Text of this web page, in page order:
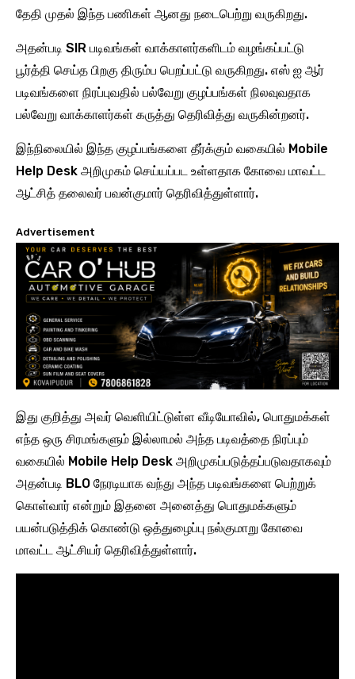
தேதி முதல் இந்த பணிகள் ஆனது நடைபெற்று வருகிறது.
அதன்படி SIR படிவங்கள் வாக்காளர்களிடம் வழங்கப்பட்டு
பூர்த்தி செய்த பிறகு திரும்ப பெறப்பட்டு வருகிறது. எஸ் ஐ ஆர்
படிவங்களை நிரப்புவதில் பல்வேறு குழப்பங்கள் நிலவுவதாக
பல்வேறு வாக்காளர்கள் கருத்து தெரிவித்து வருகின்றனர்.
இந்நிலையில் இந்த குழப்பங்களை தீர்க்கும் வகையில் Mobile
Help Desk அறிமுகம் செய்யப்பட உள்ளதாக கோவை மாவட்ட
ஆட்சித் தலைவர் பவன்குமார் தெரிவித்துள்ளார்.
Advertisement
இது குறித்து அவர் வெளியிட்டுள்ள வீடியோவில், பொதுமக்கள்
எந்த ஒரு சிரமங்களும் இல்லாமல் அந்த படிவத்தை நிரப்பும்
வகையில் Mobile Help Desk அறிமுகப்படுத்தப்படுவதாகவும்
அதன்படி BLO நேரடியாக வந்து அந்த படிவங்களை பெற்றுக்
கொள்வார் என்றும் இதனை அனைத்து பொதுமக்களும்
பயன்படுத்திக் கொண்டு ஒத்துழைப்பு நல்குமாறு கோவை
மாவட்ட ஆட்சியர் தெரிவித்துள்ளார்.